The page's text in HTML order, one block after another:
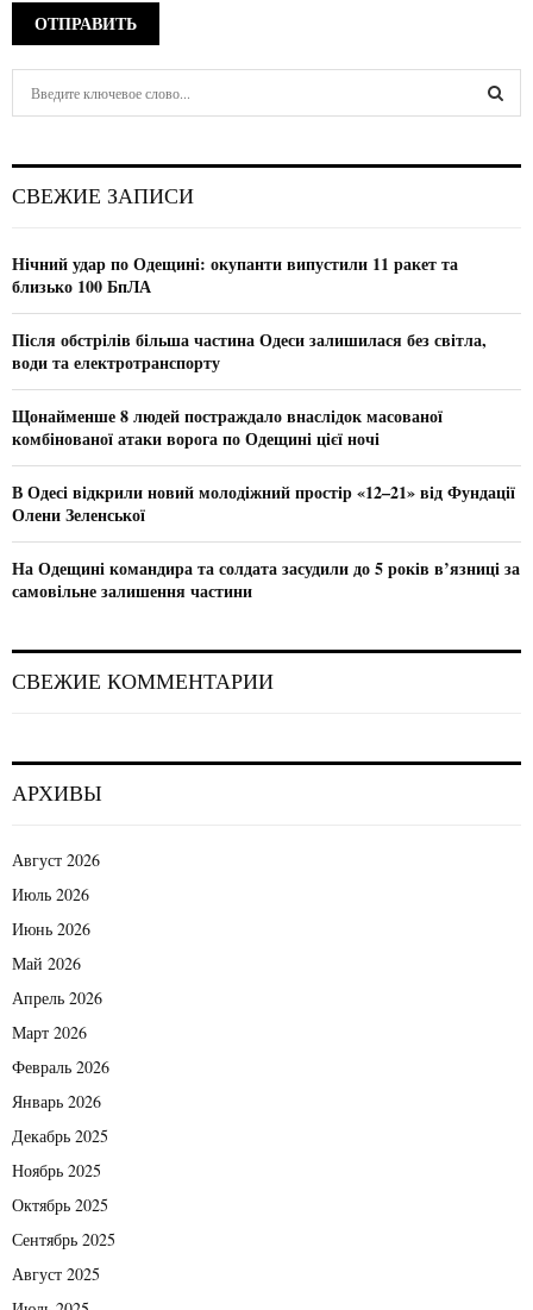
h
o
r
СВЕЖИЕ ЗАПИСИ
Нічний удар по Одещині: окупанти випустили 11 ракет та
близько 100 БпЛА
Після обстрілів більша частина Одеси залишилася без світла,
води та електротранспорту
Щонайменше 8 людей постраждало внаслідок масованої
комбінованої атаки ворога по Одещині цієї ночі
В Одесі відкрили новий молодіжний простір «12–21» від Фундації
Олени Зеленської
На Одещині командира та солдата засудили до 5 років в’язниці за
самовільне залишення частини
СВЕЖИЕ КОММЕНТАРИИ
АРХИВЫ
Август 2026
Июль 2026
Июнь 2026
Май 2026
Апрель 2026
Март 2026
Февраль 2026
Январь 2026
Декабрь 2025
Ноябрь 2025
Октябрь 2025
Сентябрь 2025
Август 2025